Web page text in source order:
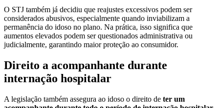
O STJ também já decidiu que reajustes excessivos podem ser
considerados abusivos, especialmente quando inviabilizam a
permanência do idoso no plano. Na prática, isso significa que
aumentos elevados podem ser questionados administrativa ou
judicialmente, garantindo maior proteção ao consumidor.
Direito a acompanhante durante
internação hospitalar
A legislação também assegura ao idoso o direito de ter um